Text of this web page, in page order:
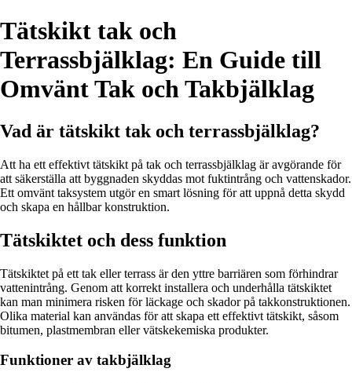
Tätskikt tak och
Terrassbjälklag: En Guide till
Omvänt Tak och Takbjälklag
Vad är tätskikt tak och terrassbjälklag?
Att ha ett effektivt tätskikt på tak och terrassbjälklag är avgörande för
att säkerställa att byggnaden skyddas mot fuktintrång och vattenskador.
Ett omvänt taksystem utgör en smart lösning för att uppnå detta skydd
och skapa en hållbar konstruktion.
Tätskiktet och dess funktion
Tätskiktet på ett tak eller terrass är den yttre barriären som förhindrar
vattenintrång. Genom att korrekt installera och underhålla tätskiktet
kan man minimera risken för läckage och skador på takkonstruktionen.
Olika material kan användas för att skapa ett effektivt tätskikt, såsom
bitumen, plastmembran eller vätskekemiska produkter.
Funktioner av takbjälklag